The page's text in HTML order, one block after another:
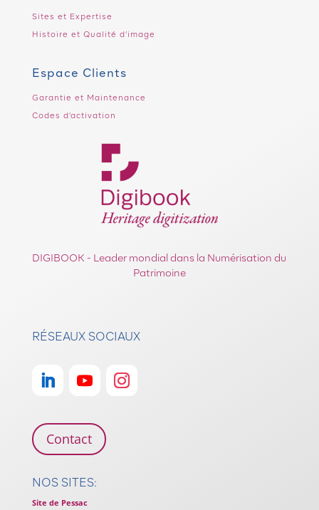
Sites et Expertise
Histoire et Qualité d’image
Espace Clients
Garantie et Maintenance
Codes d’activation
DIGIBOOK - Leader mondial dans la Numérisation du
Patrimoine
RÉSEAUX SOCIAUX
Contact
NOS SITES:
Site de Pessac